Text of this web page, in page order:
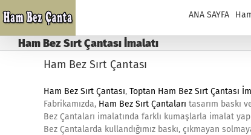
to
ANA SAYFA
Ham Bez Sırt Çantası İmalatı
Ham Bez Sırt Çantası
Ham Bez Sırt Çantası, Toptan Ham Bez Sırt Çantası
Fabrikamızda, Ham Bez Sırt Çantaları tasarım baskı
Bez Çantaları imalatında farklı kumaşlarla imalat
Bez Çantalarda kullandığımız baskı, çıkmayan